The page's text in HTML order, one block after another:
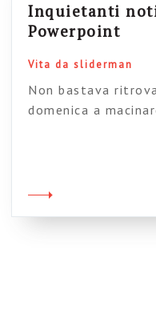
Inquietanti
Powerpoint
Vita da sliderman
Non bastava
domenica a
Devo dire, ad